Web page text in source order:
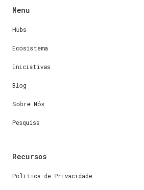
Menu
Hubs
Ecosistema
Iniciativas
Blog
Sobre Nós
Pesquisa
Recursos
Política de Privacidade